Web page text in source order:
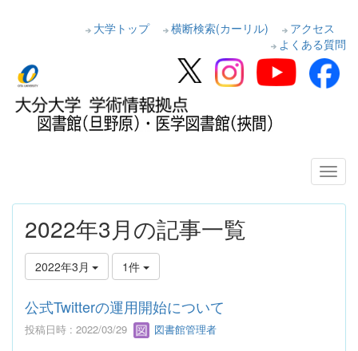
大学トップ 横断検索(カーリル)
アクセス
よくある質問
2022年3月の記事一覧
2022年3月 1件
公式Twitterの運用開始について
投稿日時 : 2022/03/29 図書館管理者